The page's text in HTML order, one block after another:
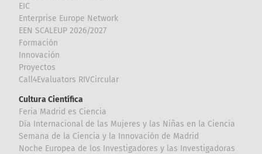
EIC
Enterprise Europe Network
EEN SCALEUP 2026/2027
Formación
Innovación
Proyectos
Call4Evaluators RIVCircular
Cultura Científica
Feria Madrid es Ciencia
Día Internacional de las Mujeres y las Niñas en la Ciencia
Semana de la Ciencia y la Innovación de Madrid
Noche Europea de los Investigadores y las Investigadoras